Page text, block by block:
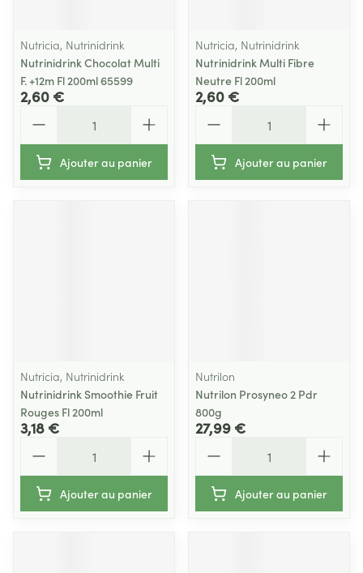
Nutricia, Nutrinidrink
Nutrinidrink Chocolat Multi
F. +12m Fl 200ml 65599
2,60 €
Ajouter au panier
Nutricia, Nutrinidrink
Nutrinidrink Multi Fibre
Neutre Fl 200ml
2,60 €
Ajouter au panier
Nutricia, Nutrinidrink
Nutrinidrink Smoothie Fruit
Rouges Fl 200ml
3,18 €
Ajouter au panier
Nutrilon
Nutrilon Prosyneo 2 Pdr
800g
27,99 €
Ajouter au panier